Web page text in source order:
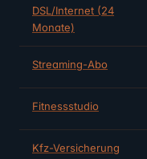
DSL/Internet (24
Monate)
Streaming-Abo
Fitnessstudio
Kfz-Versicherung